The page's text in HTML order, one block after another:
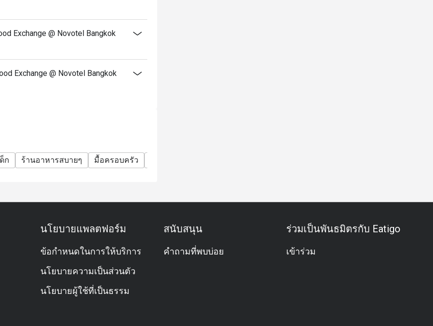
Exchange @ Novotel Bangkok
Exchange @ Novotel Bangkok
ก ร้านอาหารสบายๆ มื้อครอบครัว
นโยบายแพลตฟอร์ม
ข้อกำหนดในการให้บริการ
นโยบายความเป็นส่วนตัว
นโยบายผู้ใช้ที่เป็นธรรม
สนับสนุน
คำถามที่พบบ่อย
ร่วมเป็นพันธมิตรกับ Eatigo
เข้าร่วม